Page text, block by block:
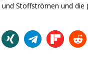
Stoffströmen und die